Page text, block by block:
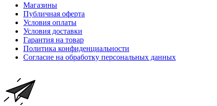
Магазины
Публичная оферта
Условия оплаты
Условия доставки
Гарантия на товар
Политика конфиденциальности
Согласие на обработку персональных данных